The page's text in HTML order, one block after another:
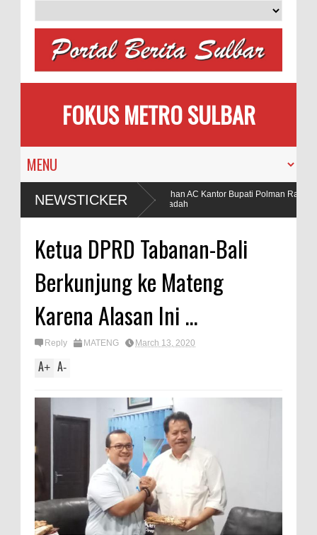
FOKUS METRO SULBAR
NEWSTICKER
Calon Pengantin
Puluhan AC Kantor Bupati Polman Raib,
Penadah
Ketua DPRD Tabanan-Bali
Berkunjung ke Mateng
Karena Alasan Ini ...
Reply MATENG March 13, 2020
A+ A-